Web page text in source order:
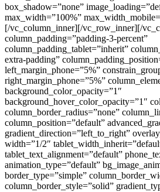
box_shadow=”none”
max_width=”100%”
[/vc_column_inner][/vc_row_inner][/
column_padding=”padding-3-percent”
column_padding_tablet=”inherit”
extra-padding”
left_margin_phone=”5%”
right_margin_phone=”5%”
background_color_opacity=”1″
background_hover_color_opacity=”1″
column_border_radius=”none”
column_position=”default”
gradient_direction=”left_to_right”
width=”1/2″
tablet_text_alignment=”default”
animation_type=”default”
border_type=”simple”
column_border_style=”solid”